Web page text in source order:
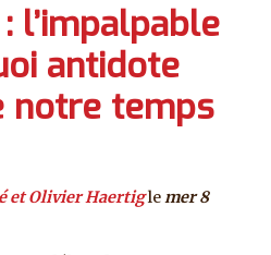
l’impalpable
antidote
notre temps
et Olivier Haertiglemer 8